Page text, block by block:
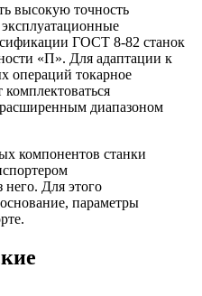
высокую точность
ГОСТ 8-82 станок
«П». Для адаптации к
операций токарное
диапазоном
компонентов станки
него. Для этого
параметры